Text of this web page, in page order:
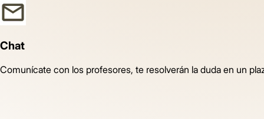
Chat
Comunícate con los profesores, te resolverán la duda en un